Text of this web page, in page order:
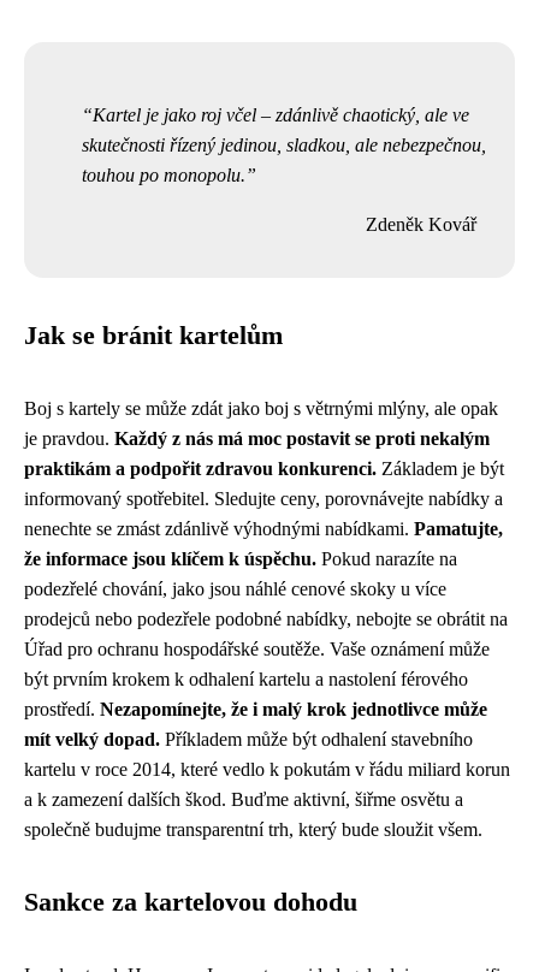
Kartel je jako roj včel – zdánlivě chaotický, ale ve
skutečnosti řízený jedinou, sladkou, ale nebezpečnou,
touhou po monopolu.
Zdeněk Kovář
Jak se bránit kartelům
Boj s kartely se může zdát jako boj s větrnými mlýny, ale opak
je pravdou. Každý z nás má moc postavit se proti nekalým
praktikám a podpořit zdravou konkurenci. Základem je být
informovaný spotřebitel. Sledujte ceny, porovnávejte nabídky a
nenechte se zmást zdánlivě výhodnými nabídkami. Pamatujte,
že informace jsou klíčem k úspěchu. Pokud narazíte na
podezřelé chování, jako jsou náhlé cenové skoky u více
prodejců nebo podezřele podobné nabídky, nebojte se obrátit na
Úřad pro ochranu hospodářské soutěže. Vaše oznámení může
být prvním krokem k odhalení kartelu a nastolení férového
prostředí. Nezapomínejte, že i malý krok jednotlivce může
mít velký dopad. Příkladem může být odhalení stavebního
kartelu v roce 2014, které vedlo k pokutám v řádu miliard korun
a k zamezení dalších škod. Buďme aktivní, šiřme osvětu a
společně budujme transparentní trh, který bude sloužit všem.
Sankce za kartelovou dohodu